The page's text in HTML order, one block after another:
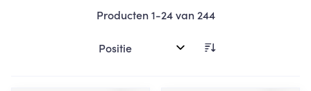
Producten1-24van 244
Sorteer op: